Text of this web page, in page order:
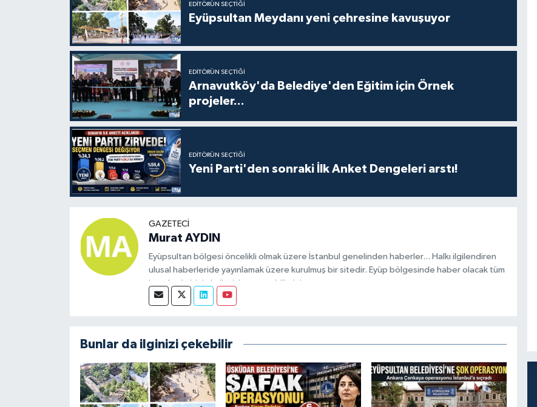
EDITÖRÜN SEÇTIĞI
Eyüpsultan Meydanı yeni çehresine kavuşuyor
EDITÖRÜN SEÇTIĞI
Arnavutköy'da Belediye'den Eğitim için Örnek
projeler...
EDITÖRÜN SEÇTIĞI
Yeni Parti'den sonraki İlk Anket Dengeleri arstı!
GAZETECI
Murat AYDIN
Eyüpsultan bölgesi öncelikli olmak üzere İstanbul genelinden haberler... Halkı ilgilendiren
ulusal haberleride yayınlamak üzere kurulmuş bir sitedir. Eyüp bölgesinde haber olacak tüm
konularda bizimle iletişime geçebilirsiniz.
Bunlar da ilginizi çekebilir